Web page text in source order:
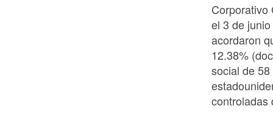
Corporativo
el 3 de
acordaron
12.38%
social de
controladas